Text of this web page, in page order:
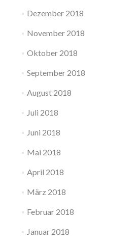
Dezember 2018
November 2018
Oktober 2018
September 2018
August 2018
Juli 2018
Juni 2018
Mai 2018
April 2018
März 2018
Februar 2018
Januar 2018